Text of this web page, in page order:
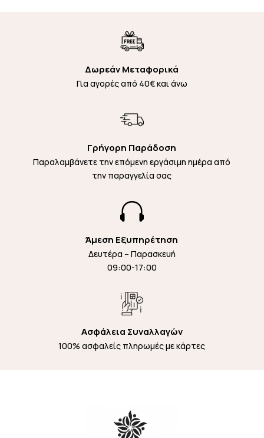
Δωρεάν Μεταφορικά
Για αγορές από 40€ και άνω
Γρήγορη Παράδοση
Παραλαμβάνετε την επόμενη εργάσιμη ημέρα από
την παραγγελία σας

Άμεση Εξυπηρέτηση
Δευτέρα – Παρασκευή
09:00-17:00
Ασφάλεια Συναλλαγών
100% ασφαλείς πληρωμές με κάρτες